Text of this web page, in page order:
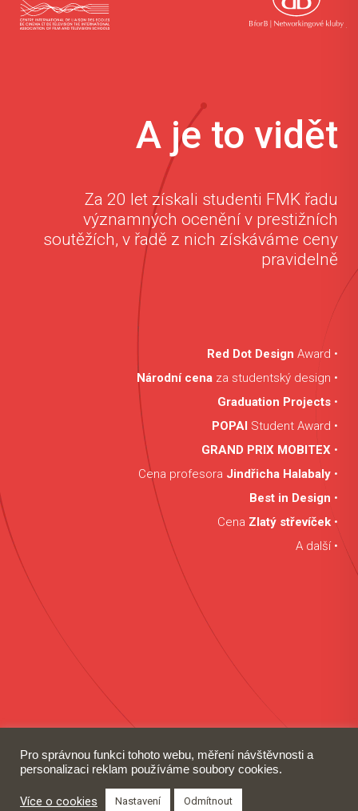
A je to vidět
Za 20 let získali studenti FMK řadu
významných ocenění v prestižních
soutěžích, v řadě z nich získáváme ceny
pravidelně
Red Dot Design Award •
Národní cena za studentský design •
Graduation Projects •
POPAI Student Award •
GRAND PRIX MOBITEX •
Cena profesora Jindřicha Halabaly •
Best in Design •
Cena Zlatý střevíček •
A další •
Pro správnou funkci tohoto webu, měření návštěvnosti a
personalizaci reklam používáme soubory cookies.
Více o cookies Nastavení Odmítnout